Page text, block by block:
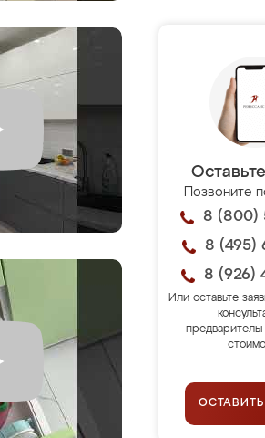
Позвоните
8 (800)
8 (495)
8 (926)
Или оставьте
ОСТАВИТЬ